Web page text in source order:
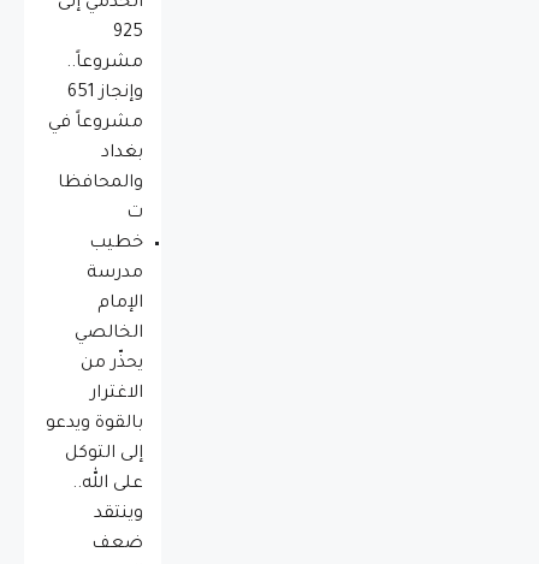
925
مشروعاً..
وإنجاز 651
مشروعاً في
بغداد
والمحافظا
ت
خطيب
مدرسة
الإمام
الخالصي
يحذّر من
الاغترار
بالقوة ويدعو
إلى التوكل
على الله..
وينتقد
ضعف